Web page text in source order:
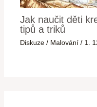
Jak naučit děti
tipů a triků
Diskuze / Malování / 1.